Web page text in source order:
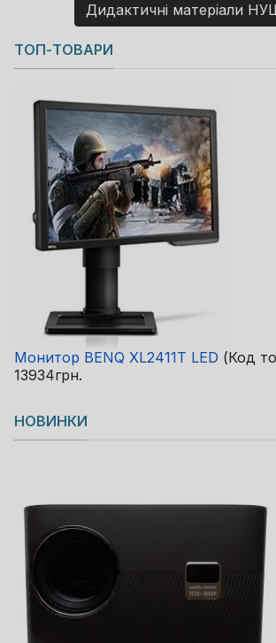
Дидактичні матеріали
Copyright MAXXmarketing GmbH
JoomShopping Download & Support
ТОП-ТОВАРИ
Монитор BENQ XL2411T LED (Код
13934грн.
НОВИНКИ